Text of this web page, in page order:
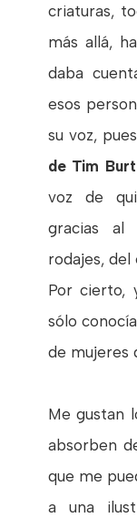
criaturas,
más allá,
daba
esos
su voz,
de Tim
voz de
gracias al
rodajes, del
Por cierto,
sólo
de mujeres
Me gustan
absorben
que me
a una